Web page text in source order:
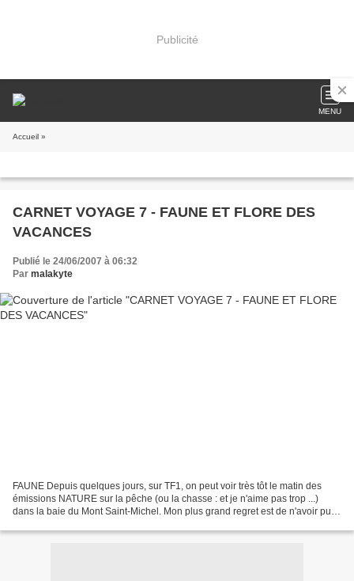
Publicité
MENU
Accueil »
CARNET VOYAGE 7 - FAUNE ET FLORE DES
VACANCES
Publié le 24/06/2007 à 06:32
Par malakyte
FAUNE Depuis quelques jours, sur TF1, on peut voir très tôt le matin des
émissions NATURE sur la pêche (ou la chasse : et je n'aime pas trop ...)
dans la baie du Mont Saint-Michel. Mon plus grand regret est de n'avoir pu